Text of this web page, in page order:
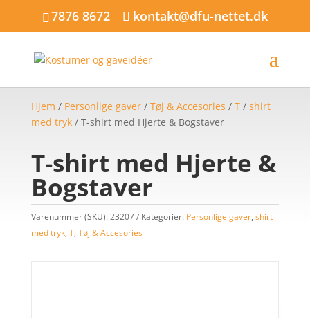
7876 8672 kontakt@dfu-nettet.dk
Hjem / Personlige gaver/ Tøj & Accesories / T/ shirt
med tryk/ T-shirt med Hjerte & Bogstaver
T-shirt med Hjerte &
Bogstaver
Varenummer (SKU):23207 Kategorier: Personlige gaver, shirt
med tryk, T, Tøj & Accesories